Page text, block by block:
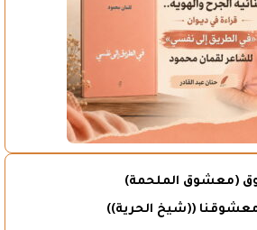
(معشوق الملحمة)
معشوقنا ((شيخ الحرية))